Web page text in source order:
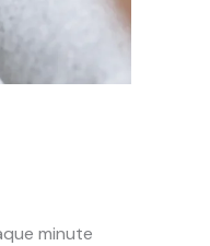
minute